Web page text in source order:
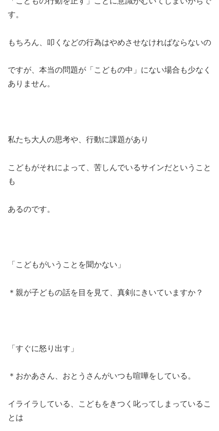
す。
もちろん、叩くなどの行為はやめさせなければならないの
ですが、本当の問題が「こどもの中」にない場合も少なく
ありません。
私たち大人の思考や、行動に課題があり
こどもがそれによって、苦しんでいるサインだということ
も
あるのです。
「こどもがいうことを聞かない」
＊親が子どもの話を目を見て、真剣にきいていますか？
「すぐに怒り出す」
＊おかあさん、おとうさんがいつも喧嘩をしている。
イライラしている、こどもをきつく叱ってしまっているこ
とは